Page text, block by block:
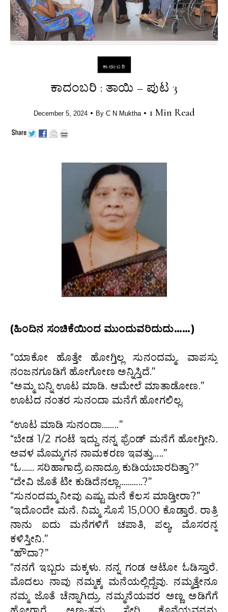
ಕಾದಂಬರಿ
ಕಾದಂಬರಿ : ತಾಯಿ – ಪುಟ 3
December 5, 2024 • By C N Muktha • 1 Min Read
(ಹಿಂದಿನ ಸಂಚಿಕೆಯಿಂದ ಮುಂದುವರಿದುದು……)
“ಯಾಕೋ ಹೊತ್ತೇ ಹೋಗ್ತಿಲ್ಲ ಸುನಂದಮ್ಮ. ವಾಪಸ್ಸು
ನಂಜನಗೂಡಿಗೆ ಹೋಗೋಣ ಅನ್ನಿಸ್ತಿದೆ.”
“ಅಮ್ಮ ಬನ್ನಿ ಊಟ ಮಾಡಿ. ಆಮೇಲೆ ಮಾತಾಡೋಣ.”
ಊಟದ ನಂತರ ಸುನಂದಾ ಮನೆಗೆ ಹೋಗಲಿಲ್ಲ.
“ಊಟ ಮಾಡಿ ಸುನಂದಾ……..”
“ಬೇಡ 1/2 ಗಂಟೆ ಇದ್ದು ನನ್ನ ಫ್ರೆಂಡ್ ಮನೆಗೆ ಹೋಗ್ತೀನಿ.
ಅವಳ ಮೊಮ್ಮಗನ ನಾಮಕರಣ ಇವತ್ತು…..”
“ಓ…… ಸರಿಹಾಗಾದ್ರೆ ಏನಾದ್ರೂ ಕುಡಿಯಬಾರದಿತ್ತಾ?”
“ದೇವಿ ಜೊತೆ ಟೀ ಕುಡಿದೆನಲ್ಲಾ………..?”
“ಸುನಂದಮ್ಮ ನೀವು ಎಷ್ಟು ಮನೆ ಕೆಲಸ ಮಾಡ್ತೀರಾ?”
“ಇದೊಂದೇ ಮನೆ. ನಿಮ್ಮ ಸೊಸೆ 15,000 ಕೊಡ್ತಾರೆ. ರಾತ್ರಿ
ನಾನು ಐದು ಮನೆಗಳಿಗೆ ಚಪಾತಿ, ಪಲ್ಯ, ಮೊಸರನ್ನ
ಕಳಿಸ್ತೀನಿ.”
“ಹೌದಾ?”
“ನನಗೆ ಇಬ್ಬರು ಮಕ್ಕಳು. ನನ್ನ ಗಂಡ ಆಟೋ ಓಡಿಸ್ತಾರೆ.
ಮೊದಲು ನಾವು ನಮ್ಮಕ್ಕ ಮನೆಯಲ್ಲಿದ್ದೆವು. ನಮ್ಮತ್ತೇನೂ
ನಮ್ಮ ಜೊತೆ ಚೆನ್ನಾಗಿದ್ರು. ನಮ್ಮನೆಯವರ ಅಣ್ಣ ಅಡಿಗೆಗೆ